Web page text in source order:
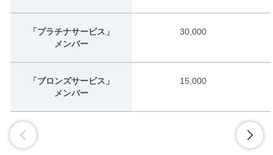
「プラチナサービス」
メンバー
30,000
「ブロンズサービス」
メンバー
15,000